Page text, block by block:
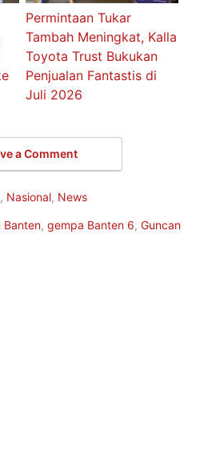
Permintaan Tukar
Tambah Meningkat, Kalla
Toyota Trust Bukukan
Penjualan Fantastis di
Juli 2026
a Comment
, Nasional, News
Banten, gempa Banten 6, Guncan